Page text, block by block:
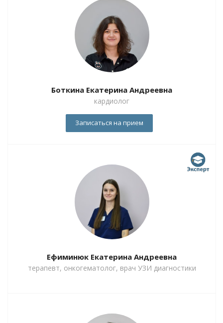
Боткина Екатерина Андреевна
кардиолог
Записаться на прием
Ефиминюк Екатерина Андреевна
терапевт, онкогематолог, врач УЗИ диагностики